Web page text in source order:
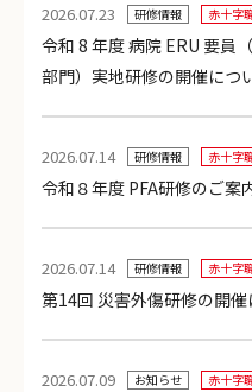
2026.07.23 研修情報 赤十字
令和 8 年度 病院 ERU 要員
部門）実地研修の開催につ
2026.07.14 研修情報 赤十字
令和８年度 PFA研修のご案
2026.07.14 研修情報 赤十字
第14回 災害外傷研修の開催
2026.07.09 お知らせ 赤十字